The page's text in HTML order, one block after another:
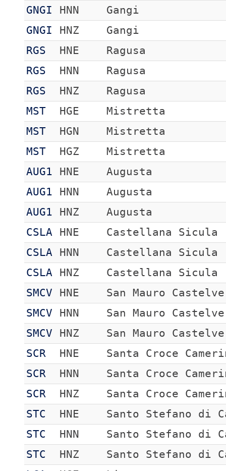
GNGI
HNN
Gangi
GNGI
HNZ
Gangi
RGS
HNE
Ragusa
RGS
HNN
Ragusa
RGS
HNZ
Ragusa
MST
HGE
Mistretta
MST
HGN
Mistretta
MST
HGZ
Mistretta
AUG1
HNE
Augusta
AUG1
HNN
Augusta
AUG1
HNZ
Augusta
CSLA
HNE
Castellana Sicula
CSLA
HNN
Castellana Sicula
CSLA
HNZ
Castellana Sicula
SMCV
HNE
San Mauro
SMCV
HNN
San Mauro
SMCV
HNZ
San Mauro
SCR
HNE
Santa Croce
SCR
HNN
Santa Croce
SCR
HNZ
Santa Croce
STC
HNE
Santo Stefano di
STC
HNN
Santo Stefano di
STC
HNZ
Santo Stefano di